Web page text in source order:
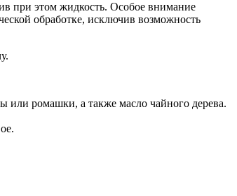
при этом жидкость. Особое внимание
обработке, исключив возможность
или ромашки, а также масло чайного дерева.